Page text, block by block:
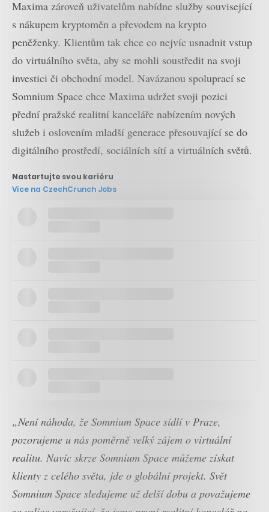
Maxima zároveň uživatelům nabídne služby související
s nákupem kryptoměn a převodem na krypto
peněženky. Klientům tak chce co nejvíc usnadnit vstup
do virtuálního světa, aby se mohli soustředit na svoji
investici či obchodní model. Navázanou spoluprací se
Somnium Space chce Maxima udržet svoji pozici
přední pražské realitní kanceláře nabízením nových
služeb i oslovením mladší generace přesouvající se do
digitálního prostředí, sociálních sítí a virtuálních světů.
Nastartujte svou kariéru
Více na CzechCrunch Jobs
„Není náhoda, že Somnium Space sídlí v Praze,
pozorujeme u nás poměrně velký zájem o virtuální
realitu. Navíc skrze Somnium Space můžeme získat
klienty z celého světa, jde o globální projekt. Svět
Somnium Space sledujeme už delší dobu a považujeme